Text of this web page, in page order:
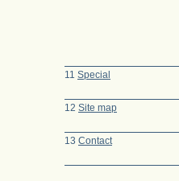
11 Special
12 Site map
13 Contact